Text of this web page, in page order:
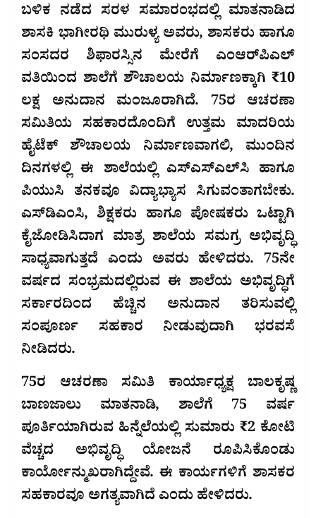
ಬಳಿಕ ನಡೆದ ಸರಳ ಸಮಾರಂಭದಲ್ಲಿ ಮಾತನಾಡಿದ
ಶಾಸಕಿ ಭಾಗೀರಥಿ ಮುರುಳ್ಯ ಅವರು, ಶಾಸಕರು ಹಾಗೂ
ಸಂಸದರ ಶಿಫಾರಸ್ಸಿನ ಮೇರೆಗೆ ಎಂಆರ್‌ಪಿಎಲ್
ವತಿಯಿಂದ ಶಾಲೆಗೆ ಶೌಚಾಲಯ ನಿರ್ಮಾಣಕ್ಕಾಗಿ ₹10
ಲಕ್ಷ ಅನುದಾನ ಮಂಜೂರಾಗಿದೆ. 75ರ ಆಚರಣಾ
ಸಮಿತಿಯ ಸಹಕಾರದೊಂದಿಗೆ ಉತ್ತಮ ಮಾದರಿಯ
ಹೈಟೆಕ್ ಶೌಚಾಲಯ ನಿರ್ಮಾಣವಾಗಲಿ, ಮುಂದಿನ
ದಿನಗಳಲ್ಲಿ ಈ ಶಾಲೆಯಲ್ಲಿ ಎಸ್‌ಎಸ್‌ಎಲ್‌ಸಿ ಹಾಗೂ
ಪಿಯುಸಿ ತನಕವೂ ವಿದ್ಯಾಭ್ಯಾಸ ಸಿಗುವಂತಾಗಬೇಕು.
ಎಸ್‌ಡಿಎಂಸಿ, ಶಿಕ್ಷಕರು ಹಾಗೂ ಪೋಷಕರು ಒಟ್ಟಾಗಿ
ಕೈಜೋಡಿಸಿದಾಗ ಮಾತ್ರ ಶಾಲೆಯ ಸಮಗ್ರ ಅಭಿವೃದ್ಧಿ
ಸಾಧ್ಯವಾಗುತ್ತದೆ ಎಂದು ಅವರು ಹೇಳಿದರು. 75ನೇ
ವರ್ಷದ ಸಂಭ್ರಮದಲ್ಲಿರುವ ಈ ಶಾಲೆಯ ಅಭಿವೃದ್ಧಿಗೆ
ಸರ್ಕಾರದಿಂದ ಹೆಚ್ಚಿನ ಅನುದಾನ ತರಿಸುವಲ್ಲಿ
ಸಂಪೂರ್ಣ ಸಹಕಾರ ನೀಡುವುದಾಗಿ ಭರವಸೆ
ನೀಡಿದರು.
75ರ ಆಚರಣಾ ಸಮಿತಿ ಕಾರ್ಯಾಧ್ಯಕ್ಷ ಬಾಲಕೃಷ್ಣ
ಬಾಣಜಾಲು ಮಾತನಾಡಿ, ಶಾಲೆಗೆ 75 ವರ್ಷ
ಪೂರ್ತಿಯಾಗಿರುವ ಹಿನ್ನೆಲೆಯಲ್ಲಿ ಸುಮಾರು ₹2 ಕೋಟಿ
ವೆಚ್ಚದ ಅಭಿವೃದ್ಧಿ ಯೋಜನೆ ರೂಪಿಸಿಕೊಂಡು
ಕಾರ್ಯೋನ್ಮುಖರಾಗಿದ್ದೇವೆ. ಈ ಕಾರ್ಯಗಳಿಗೆ ಶಾಸಕರ
ಸಹಕಾರವೂ ಅಗತ್ಯವಾಗಿದೆ ಎಂದು ಹೇಳಿದರು.